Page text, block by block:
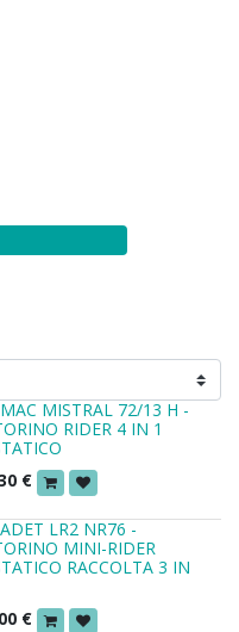
MISTRAL 72/13 H -
RIDER 4 IN 1
€
LR2 NR76 -
MINI-RIDER
RACCOLTA 3 IN
€